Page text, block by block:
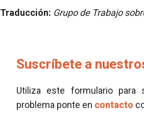
Traducción: Grupo de Trabajo
Suscríbete a
Utiliza este formulario para
problema ponte en contacto